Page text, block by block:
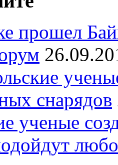
прошел
снарядов
ученые